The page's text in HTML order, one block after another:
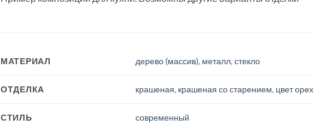
МАТЕРИАЛ дерево (массив), металл,стекло
ОТДЕЛКА крашеная, крашеная со старением, цвет орех
СТИЛЬ современный